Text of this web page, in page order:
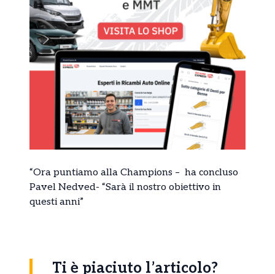
“Ora puntiamo alla Champions – ha concluso
Pavel Nedved- “Sarà il nostro obiettivo in
questi anni”
Ti è piaciuto l’articolo?